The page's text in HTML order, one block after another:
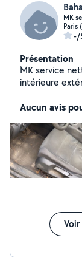
MK
Paris
-/
Présentation
MK service
intérieure
Aucun avis